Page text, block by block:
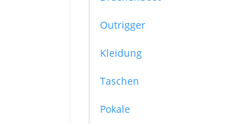
Outrigger
Kleidung
Taschen
Pokale